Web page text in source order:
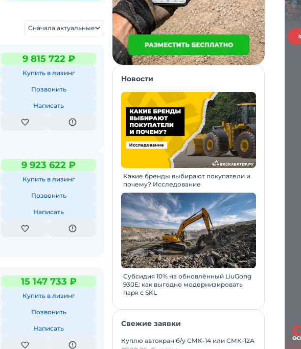
Сначала актуальные
9 815 722 ₽
Купить в лизинг
Позвонить
Написать
9 923 622 ₽
Купить в лизинг
Позвонить
Написать
15 147 733 ₽
Купить в лизинг
Позвонить
Написать
Новости
Какие бренды выбирают покупатели и
почему? Исследование
Субсидия 10% на обновлённый LiuGong
930E: как выгодно модернизировать
парк с SKL
Свежие заявки
Куплю автокран б/у СМК-14 или СМК-12А